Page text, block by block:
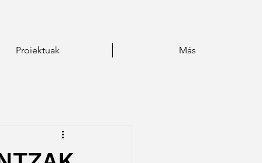
Proiektuak Más